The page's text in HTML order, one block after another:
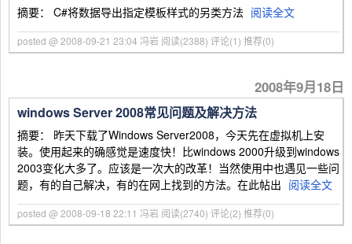
摘要： C#将数据导出指定模板样式的另类方法 阅读全文
posted @ 2008-09-21 23:04 冯岩 阅读(2388) 评论(1) 推荐(0)
2008年9月18日
windows Server 2008常见问题及解决方法
摘要： 昨天下载了Windows Server2008，今天先在虚拟机上安
装。使用起来的确感觉是速度快！比windows 2000升级到windows
2003变化大多了。应该是一次大的改革！当然使用中也遇见一些问
题，有的自己解决，有的在网上找到的方法。在此帖出 阅读全文
posted @ 2008-09-18 22:11 冯岩 阅读(2740) 评论(2) 推荐(0)